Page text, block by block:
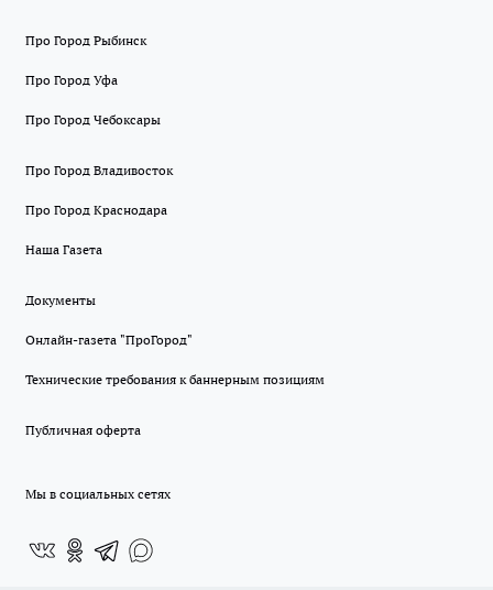
Про Город Рыбинск
Про Город Уфа
Про Город Чебоксары
Про Город Владивосток
Про Город Краснодара
Наша Газета
Документы
Онлайн-газета "ПроГород"
Технические требования к баннерным позициям
Публичная оферта
Мы в социальных сетях